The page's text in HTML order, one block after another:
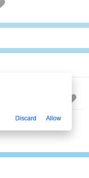
Discard Allow